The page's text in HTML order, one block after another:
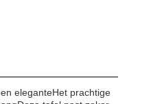
eleganteHet prachtige